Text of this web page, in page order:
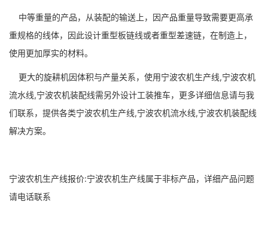
中等重量的产品，从装配的输送上，因产品重量导致需要更高承
重规格的线体，因此设计重型板链线或者重型差速链，在制造上，
使用更加厚实的材料。
更大的旋耕机因体积与产量关系，使用宁波农机生产线,宁波农机
流水线,宁波农机装配线需另外设计工装推车，更多详细信息请与我
们联系，提供各类宁波农机生产线,宁波农机流水线,宁波农机装配线
解决方案。
宁波农机生产线报价:宁波农机生产线属于非标产品，详细产品问题
请电话联系